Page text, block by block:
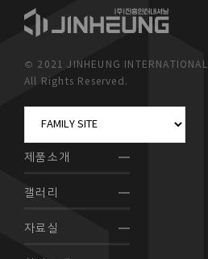
© 2021 JINHEUNG INTERNATIONAL
All Rights Reserved.
제품소개
갤러리
자료실